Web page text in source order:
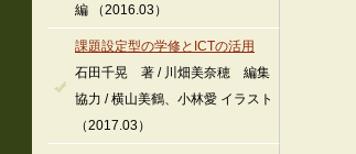
編 （2016.03）
課題設定型の学修とICTの活用
石田千晃 著 / 川畑美奈穂 編集
協力 / 横山美鶴、小林愛 イラスト
（2017.03）